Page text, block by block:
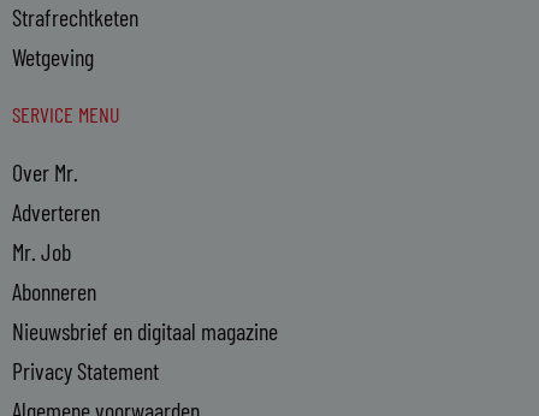
Strafrechtketen
Wetgeving
SERVICE MENU
Over Mr.
Adverteren
Mr. Job
Abonneren
Nieuwsbrief en digitaal magazine
Privacy Statement
Algemene voorwaarden